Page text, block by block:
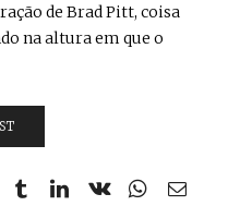
de Brad Pitt, coisa
na altura em que o